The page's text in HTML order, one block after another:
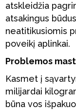
atskleidžia
atsakingus
neatitikusiomis
poveikį aplinkai.
Problemos
Kasmet į
milijardai
būna vos